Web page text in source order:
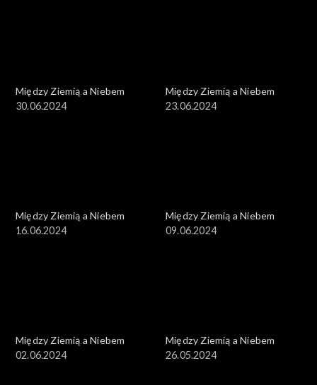
Między Ziemią a Niebem
30.06.2024
Między Ziemią a Niebem
23.06.2024
Między Ziemią a Niebem
16.06.2024
Między Ziemią a Niebem
09.06.2024
Między Ziemią a Niebem
02.06.2024
Między Ziemią a Niebem
26.05.2024